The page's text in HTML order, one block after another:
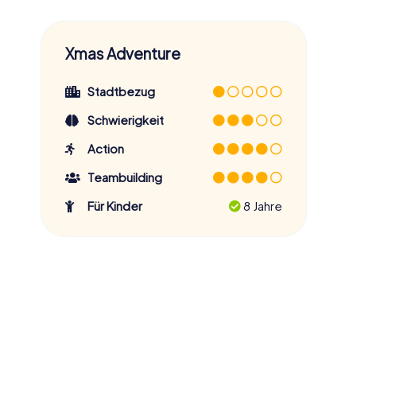
Xmas Adventure
Stadtbezug
Schwierigkeit
Action
Teambuilding
Für Kinder
8 Jahre